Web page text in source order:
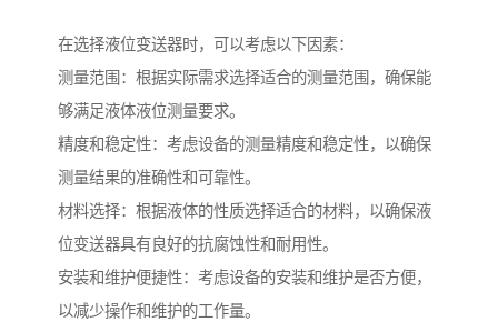
在选择液位变送器时，可以考虑以下因素：
测量范围：根据实际需求选择适合的测量范围，确保能
够满足液体液位测量要求。
精度和稳定性：考虑设备的测量精度和稳定性，以确保
测量结果的准确性和可靠性。
材料选择：根据液体的性质选择适合的材料，以确保液
位变送器具有良好的抗腐蚀性和耐用性。
安装和维护便捷性：考虑设备的安装和维护是否方便，
以减少操作和维护的工作量。